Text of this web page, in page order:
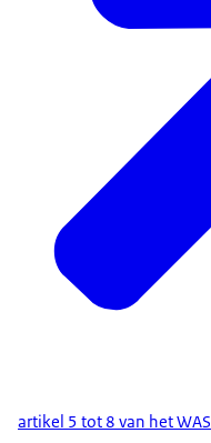
artikel 5 tot 8 van het WAS